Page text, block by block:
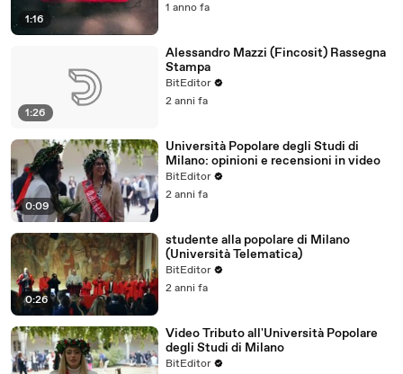
1:16
1 anno fa
1:26
Alessandro Mazzi (Fincosit) Rassegna
Stampa
BitEditor
2 anni fa
0:09
Università Popolare degli Studi di
Milano: opinioni e recensioni in video
BitEditor
2 anni fa
0:26
studente alla popolare di Milano
(Università Telematica)
BitEditor
2 anni fa
Video Tributo all'Università Popolare
degli Studi di Milano
BitEditor